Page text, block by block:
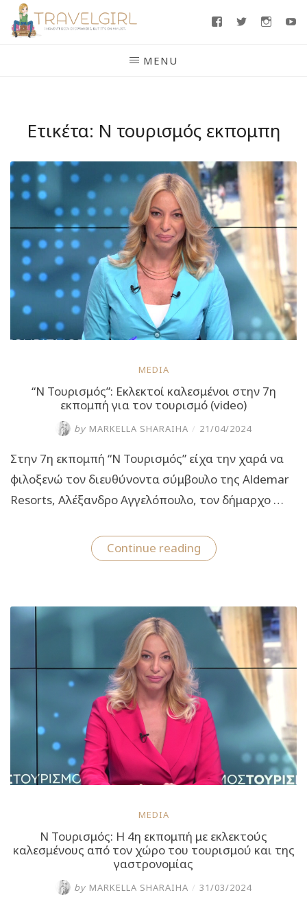
Skip
FacebookTwitter
MENU
Ετικέτα: Ν τουρισμός εκπομπη
MEDIA
“Ν Τουρισμός”: Εκλεκτοί καλεσμένοι στην 7η
εκπομπή για τον τουρισμό (video)
by MARKELLA SHARAIHA / 21/04/2024
Στην 7η εκπομπή “Ν Τουρισμός” είχα την χαρά να
φιλοξενώ τον διευθύνοντα σύμβουλο της Aldemar
Resorts, Αλέξανδρο Αγγελόπουλο, τον δήμαρχο …
Continue reading““Ν
Τουρισμός”:
7η
εκπομπή
για
τον
τουρισμό
(video)”
MEDIA
Ν Τουρισμός: Η 4η εκπομπή με εκλεκτούς
καλεσμένους από τον χώρο του τουρισμού και της
γαστρονομίας
by MARKELLA SHARAIHA / 31/03/2024